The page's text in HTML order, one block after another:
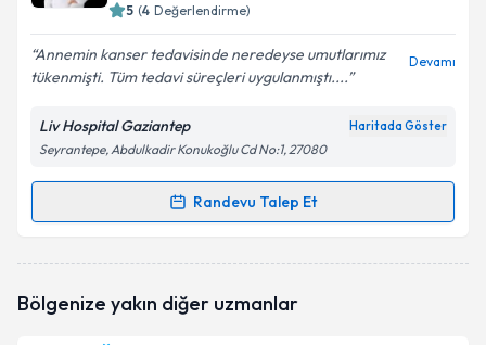
Kişisel verilerimin işlenmesine ilişkin
kapsamda işlenmesini kabul ediyorum.
Takvim Talebini Gönder
5 (4 Değerlendirme)
Annemin kanser tedavisinde neredeyse umutlarımız
tükenmişti. Tüm tedavi süreçleri uygulanmıştı....
Devamı
Liv Hospital Gaziantep Haritada Göster
Seyrantepe, Abdulkadir Konukoğlu Cd No:1, 27080
Randevu Talep Et
Randevu Takvimi Talebi
oluşturun. Size bu uzmandan randevu almanız için bir
Bölgenize yakın diğer uzmanlar